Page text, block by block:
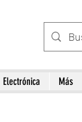
Electrónica Más